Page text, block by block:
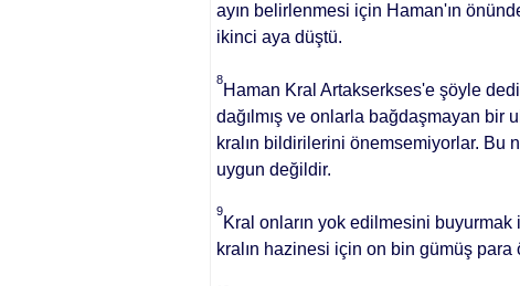
ayın belirlenmesi için Haman'ın
ikinci aya düştü.
8
Haman Kral Artakserkses'e şöyle
dağılmış ve onlarla bağ­daşmayan bir
kralın bil­dirilerini önemsemiyorlar. Bu
uygun değildir.
9
Kral onların yok edil­mesini
kralın hazi­nesi için on bin gümüş para